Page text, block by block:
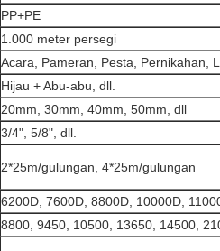
PP+PE
1.000 meter persegi
Acara, Pameran, Pesta, Pernikahan,
Hijau + Abu-abu, dll.
20mm, 30mm, 40mm, 50mm, dll
3/4", 5/8", dll.
2*25m/gulungan, 4*25m/gulungan
6200D, 7600D, 8800D, 10000D,
8800, 9450, 10500, 13650, 14500,